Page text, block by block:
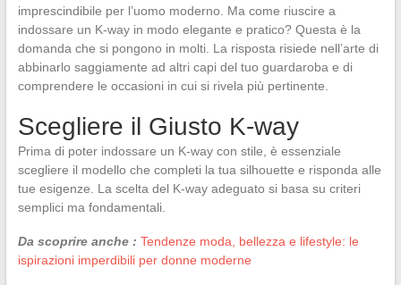
imprescindibile per l’uomo moderno. Ma come riuscire a
indossare un K-way in modo elegante e pratico? Questa è la
domanda che si pongono in molti. La risposta risiede nell’arte di
abbinarlo saggiamente ad altri capi del tuo guardaroba e di
comprendere le occasioni in cui si rivela più pertinente.
Scegliere il Giusto K-way
Prima di poter indossare un K-way con stile, è essenziale
scegliere il modello che completi la tua silhouette e risponda alle
tue esigenze. La scelta del K-way adeguato si basa su criteri
semplici ma fondamentali.
Da scoprire anche : Tendenze moda, bellezza e lifestyle: le
ispirazioni imperdibili per donne moderne